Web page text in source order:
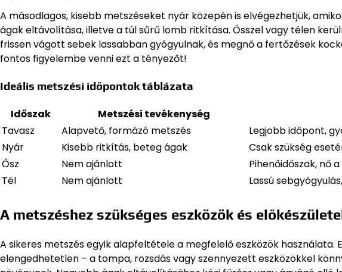
A másodlagos, kisebb metszéseket nyár közepén is elvégezhetjük,
ágak eltávolítása, illetve a túl sűrű lomb ritkítása. Ősszel vagy télen
frissen vágott sebek lassabban gyógyulnak, és megnő a fertőzések
fontos figyelembe venni ezt a tényezőt!
Ideális metszési időpontok táblázata
Időszak Metszési tevékenység
Tavasz
Alapvető, formázó metszés
Legjobb időpont,
Nyár
Kisebb ritkítás, beteg ágak
Csak szükség
Ősz
Nem ajánlott
Pihenőidőszak, nő
Tél
Nem ajánlott Lassú
A metszéshez szükséges eszközök és
A sikeres metszés egyik alapfeltétele a megfelelő eszközök használata.
elengedhetetlen – a tompa, rozsdás vagy szennyezett eszközökkel